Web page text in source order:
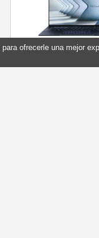
ofrecerle una mejor